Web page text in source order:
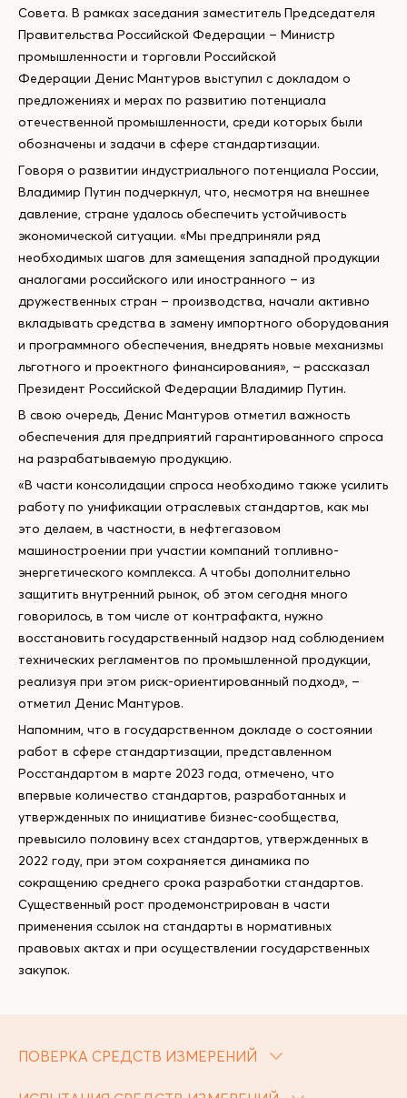
Совета. В рамках заседания заместитель Председателя
Правительства Российской Федерации – Министр
промышленности и торговли Российской
Федерации Денис Мантуров выступил с докладом о
предложениях и мерах по развитию потенциала
отечественной промышленности, среди которых были
обозначены и задачи в сфере стандартизации.
Говоря о развитии индустриального потенциала России,
Владимир Путин подчеркнул, что, несмотря на внешнее
давление, стране удалось обеспечить устойчивость
экономической ситуации. «Мы предприняли ряд
необходимых шагов для замещения западной продукции
аналогами российского или иностранного – из
дружественных стран – производства, начали активно
вкладывать средства в замену импортного оборудования
и программного обеспечения, внедрять новые механизмы
льготного и проектного финансирования», – рассказал
Президент Российской Федерации Владимир Путин.
В свою очередь, Денис Мантуров отметил важность
обеспечения для предприятий гарантированного спроса
на разрабатываемую продукцию.
«В части консолидации спроса необходимо также усилить
работу по унификации отраслевых стандартов, как мы
это делаем, в частности, в нефтегазовом
машиностроении при участии компаний топливно-
энергетического комплекса. А чтобы дополнительно
защитить внутренний рынок, об этом сегодня много
говорилось, в том числе от контрафакта, нужно
восстановить государственный надзор над соблюдением
технических регламентов по промышленной продукции,
реализуя при этом риск-ориентированный подход», –
отметил Денис Мантуров.
Напомним, что в государственном докладе о состоянии
работ в сфере стандартизации, представленном
Росстандартом в марте 2023 года, отмечено, что
впервые количество стандартов, разработанных и
утвержденных по инициативе бизнес-сообщества,
превысило половину всех стандартов, утвержденных в
2022 году, при этом сохраняется динамика по
сокращению среднего срока разработки стандартов.
Существенный рост продемонстрирован в части
применения ссылок на стандарты в нормативных
правовых актах и при осуществлении государственных
закупок.
ПОВЕРКА СРЕДСТВ ИЗМЕРЕНИЙ